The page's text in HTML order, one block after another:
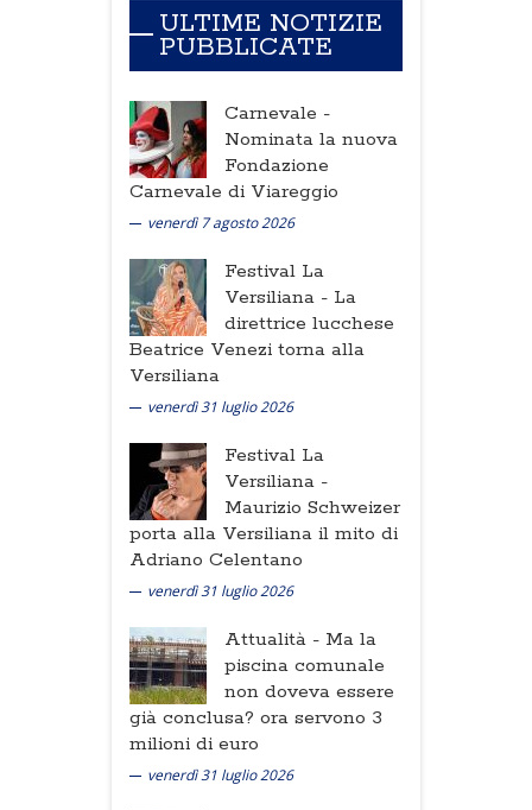
ULTIME NOTIZIE
PUBBLICATE
Carnevale -
Nominata la nuova
Fondazione
Carnevale di Viareggio
venerdì 7 agosto 2026
Festival La
Versiliana - La
direttrice lucchese
Beatrice Venezi torna alla
Versiliana
venerdì 31 luglio 2026
Festival La
Versiliana -
Maurizio Schweizer
porta alla Versiliana il mito di
Adriano Celentano
venerdì 31 luglio 2026
Attualità - Ma la
piscina comunale
non doveva essere
già conclusa? ora servono 3
milioni di euro
venerdì 31 luglio 2026